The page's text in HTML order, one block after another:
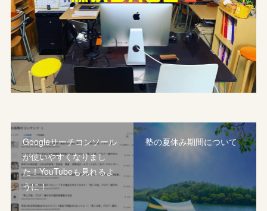
Googleサーチコンソール
が使いやすくなりまし
た！YouTubeも見れるよ
うに！
塾の夏休み期間について